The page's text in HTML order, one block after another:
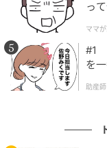
2026年1月、英
ざれ（
LINEに驚愕しす
に投稿したところ
な光景」と注目を
っ
ママ
#1
を
助産